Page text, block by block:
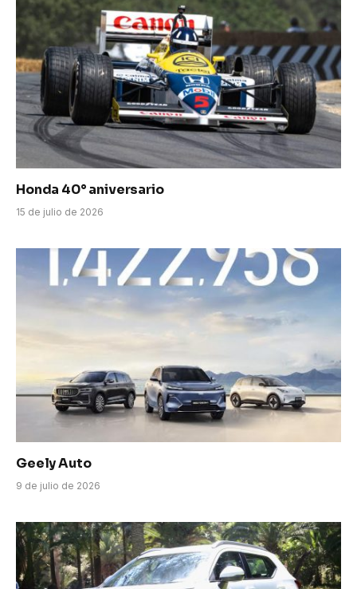
Honda 40° aniversario
15 de julio de 2026
Geely Auto
9 de julio de 2026